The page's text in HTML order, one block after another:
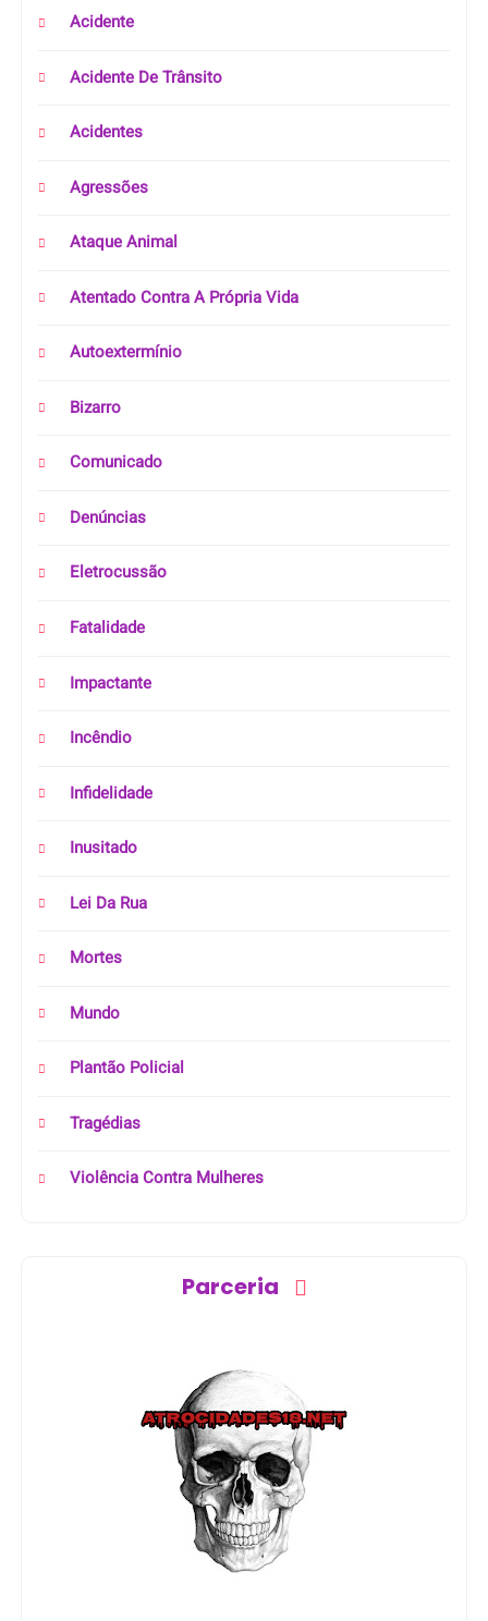
Acidente
Acidente De Trânsito
Acidentes
Agressões
Ataque Animal
Atentado Contra A Própria Vida
Autoextermínio
Bizarro
Comunicado
Denúncias
Eletrocussão
Fatalidade
Impactante
Incêndio
Infidelidade
Inusitado
Lei Da Rua
Mortes
Mundo
Plantão Policial
Tragédias
Violência Contra Mulheres
Parceria